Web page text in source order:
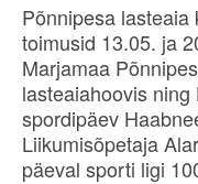
Põnnipesa
toimusid 13.05. ja
Marjamaa
lasteaiahoovis
spordipäev
Liikumisõpetaja
päeval sporti ligi